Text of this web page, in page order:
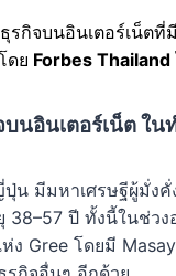
กิจบนอินเตอร์เน็ตที่
ดย Forbes Thailand
นอินเตอร์เน็ต ใ
น มีมหาเศรษฐีผู้มั่ง
ปี ทั้งนี้ในช่ว
ห่ง Gree โดยมี